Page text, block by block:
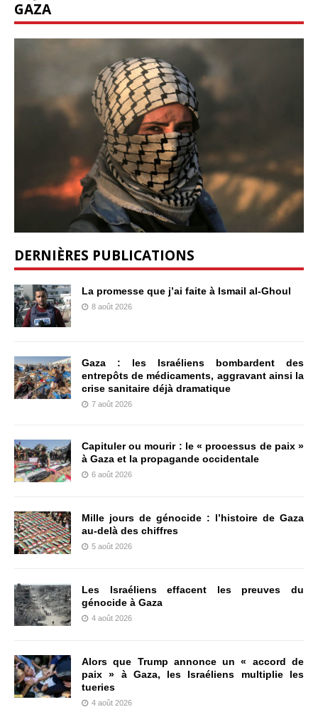
GAZA
DERNIÈRES PUBLICATIONS
La promesse que j’ai faite à Ismail al-Ghoul
8 août 2026
Gaza : les Israéliens bombardent des
entrepôts de médicaments, aggravant ainsi la
crise sanitaire déjà dramatique
7 août 2026
Capituler ou mourir : le « processus de paix »
à Gaza et la propagande occidentale
6 août 2026
Mille jours de génocide : l’histoire de Gaza
au-delà des chiffres
5 août 2026
Les Israéliens effacent les preuves du
génocide à Gaza
4 août 2026
Alors que Trump annonce un « accord de
paix » à Gaza, les Israéliens multiplie les
tueries
4 août 2026